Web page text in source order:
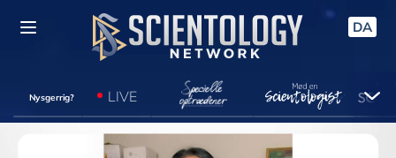
DA
Nysgerrig? LIVE